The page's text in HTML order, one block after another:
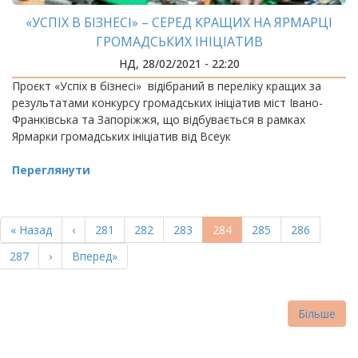
«УСПІХ В БІЗНЕСІ» – СЕРЕД КРАЩИХ НА ЯРМАРЦІ
ГРОМАДСЬКИХ ІНІЦІАТИВ
НД, 28/02/2021 - 22:20
Проєкт «Успіх в бізнесі» відібраний в переліку кращих за
результатами конкурсу громадських ініціатив міст Івано-
Франківська та Запоріжжя, що відбувається в рамках
Ярмарки громадських ініціатив від Всеук
Переглянути
НА
СТОРІНКИ
Перша
сторінка
« Назад
Попередня
сторінка
‹ Page
281 Page
282 Page
283
Поточна
сторінка
284 Page
285 Page
286
Page
287
Наступна
сторінка
›
Остання
сторінка
Вперед»
Більше